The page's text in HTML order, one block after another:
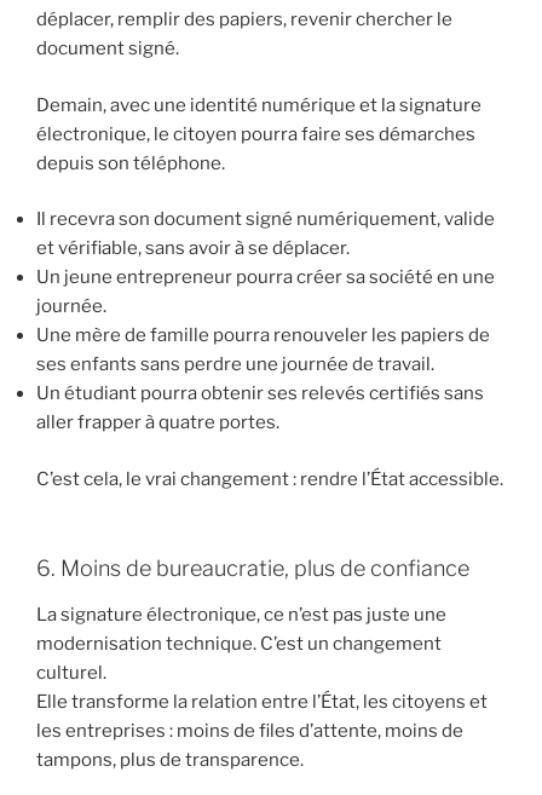
déplacer, remplir des papiers, revenir chercher le
document signé.
Demain, avec une identité numérique et la signature
électronique, le citoyen pourra faire ses démarches
depuis son téléphone.
Il recevra son document signé numériquement, valide
et vérifiable, sans avoir à se déplacer.
Un jeune entrepreneur pourra créer sa société en une
journée.
Une mère de famille pourra renouveler les papiers de
ses enfants sans perdre une journée de travail.
Un étudiant pourra obtenir ses relevés certifiés sans
aller frapper à quatre portes.
C’est cela, le vrai changement : rendre l’État accessible.
6. Moins de bureaucratie, plus de confiance
La signature électronique, ce n’est pas juste une
modernisation technique. C’est un changement
culturel.
Elle transforme la relation entre l’État, les citoyens et
les entreprises : moins de files d’attente, moins de
tampons, plus de transparence.